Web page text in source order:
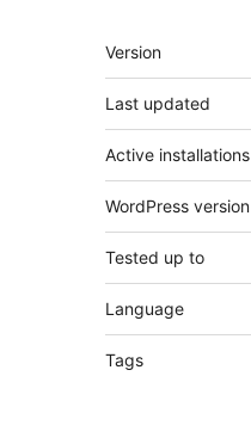
Meta
Version
Last updated
Active installations
WordPress version
Tested up to
Language
Tags